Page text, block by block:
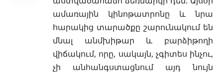
ամառային կինոթատրոնը և նրա
հարակից տարածքը շարունակում են
մնալ անմխիթար և բարձիթողի
վիճակում, որը, սակայն, չգիտես ինչու,
չի անհանգստացնում այդ նույն